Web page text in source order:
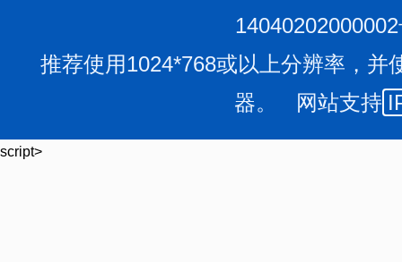
推荐使用1024*768或以上分辨率，并
器。 网站支持
script>